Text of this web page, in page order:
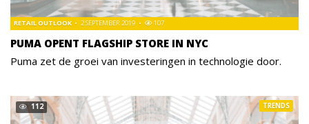
PUMA OPENT FLAGSHIP STORE IN NYC
RETAIL OUTLOOK 2 SEPTEMBER 2019 107
Puma zet de groei van investeringen in technologie door.
112 TRENDS